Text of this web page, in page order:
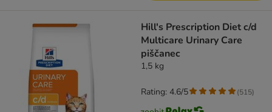
Hill's Prescription Diet c/d
Multicare Urinary Care
piščanec
1,5 kg
Rating: 4.6/5 (515)